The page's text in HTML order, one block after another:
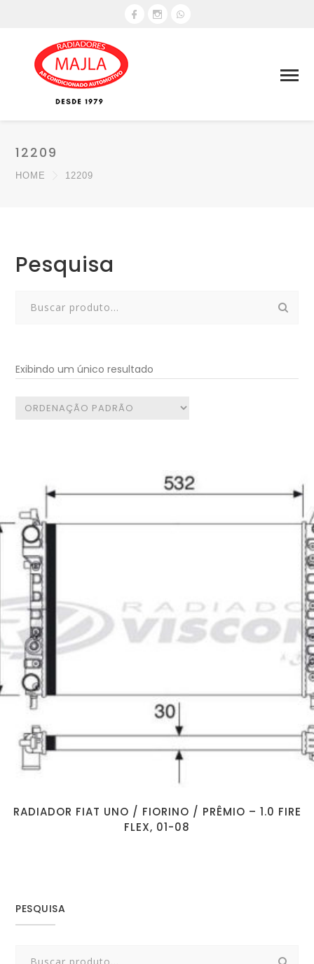
12209
HOME 12209
Pesquisa
Exibindo um único resultado
RADIADOR FIAT UNO / FIORINO / PRÊMIO – 1.0 FIRE
FLEX, 01-08
PESQUISA